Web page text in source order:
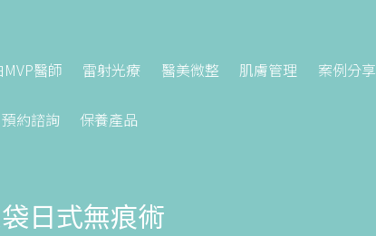
醫師 雷射光療 醫美微整 肌膚管理 案例分享
預約諮詢 保養產品
日式無痕術